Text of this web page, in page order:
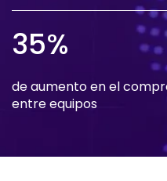
35%
de aumento en el
entre equipos